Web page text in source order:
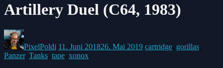
Artillery Duel (C64, 1983)
Posted
by:
PixelPoldi
on
11. Juni 201826. Mai 2019 cartridge, gorillas,
Panzer, Tanks, tape, xonox